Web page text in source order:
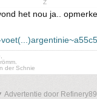
Z
het nou ja..
der Schnie
Advertentie door Refinery89